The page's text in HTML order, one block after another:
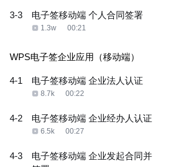
3-3 电子签移动端 个人合同签署
1.3w 00:21
WPS电子签企业应用（移动端）
4-1 电子签移动端 企业法人认证
8.7k 00:22
4-2 电子签移动端 企业经办人认证
6.5k 00:27
4-3
电子签移动端 企业发起合同并